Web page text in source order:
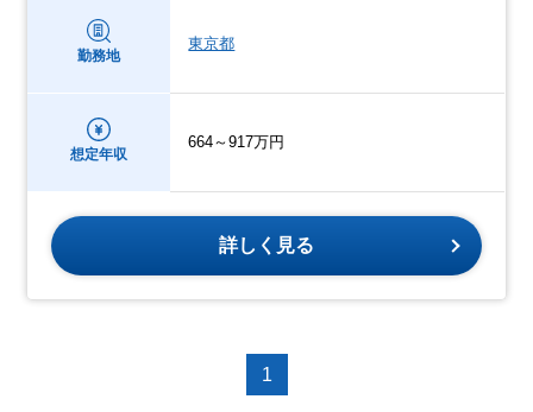
勤務地
東京都
想定年収
664～917万円
詳しく見る
1